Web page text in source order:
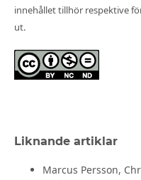
innehållet tillhör respektive
ut.
Liknande artiklar
Marcus Persson,